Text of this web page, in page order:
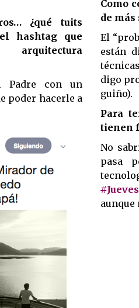
¿qué tuits
hashtag que
Padre con un
poder hacerle a
Como
de
El
están
digo
guiño).
Para
tienen
No
pasa
‪#
aunque